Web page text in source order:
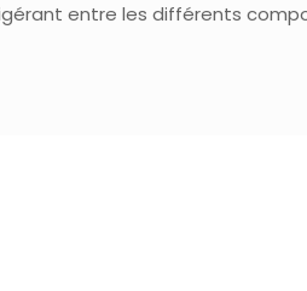
entre les différents